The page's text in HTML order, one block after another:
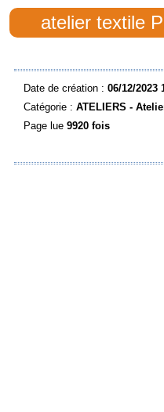
atelier textile
Date de création : 06/12/2023
Catégorie : ATELIERS -
Page lue 9920 fois